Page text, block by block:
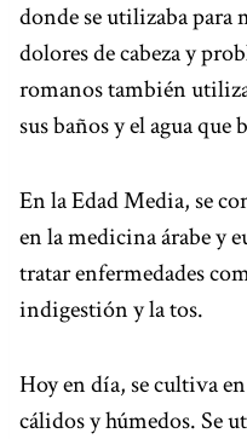
donde se utilizaba para
dolores de cabeza y
romanos también
sus baños y el agua que
En la Edad Media, se
en la medicina árabe y
tratar enfermedades
indigestión y la tos.
Hoy en día, se cultiva
cálidos y húmedos. Se